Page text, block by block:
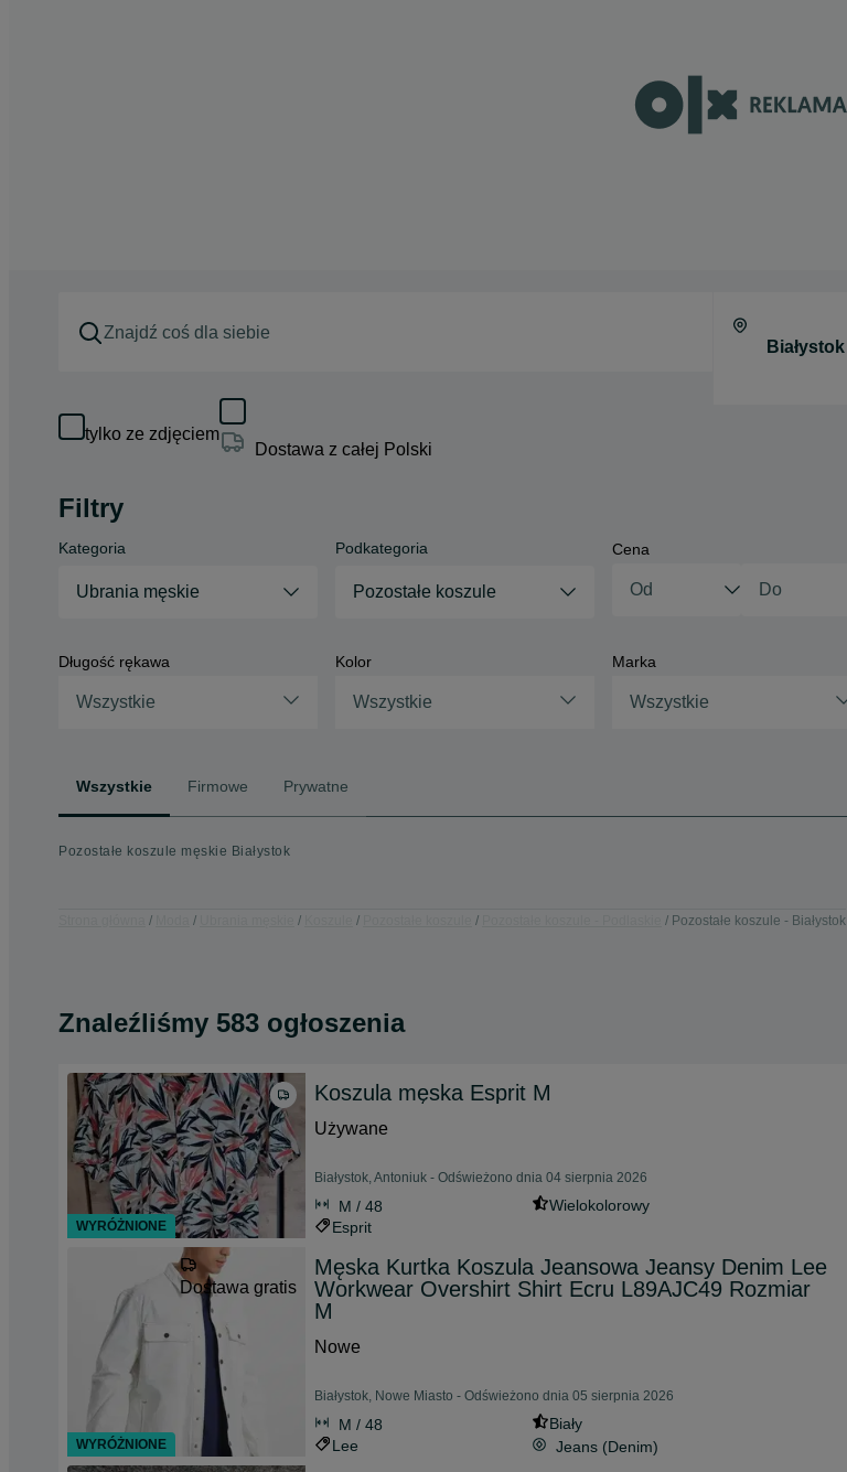
tylko ze zdjęciem
Dostawa z całej Polski
Filtry
Kategoria
Ubrania męskie
Podkategoria
Pozostałe koszule
Cena
Długość rękawa
Wszystkie
Kolor
Wszystkie
Marka
Wszystkie
Wszystkie Firmowe Prywatne
Pozostałe koszule męskie Białystok
Pozostałe koszule - Białystok
Znaleźliśmy 583 ogłoszenia
Koszula męska Esprit M
Używane
Białystok, Antoniuk - Odświeżono dnia 04 sierpnia 2026
M / 48
Wielokolorowy
Esprit
Dostawa gratis
Męska Kurtka Koszula Jeansowa Jeansy Denim Lee
Workwear Overshirt Shirt Ecru L89AJC49 Rozmiar
M
Nowe
Białystok, Nowe Miasto - Odświeżono dnia 05 sierpnia 2026
M / 48
Biały
Lee
Jeans (Denim)
WYRÓŻNIONE
WYRÓŻNIONE